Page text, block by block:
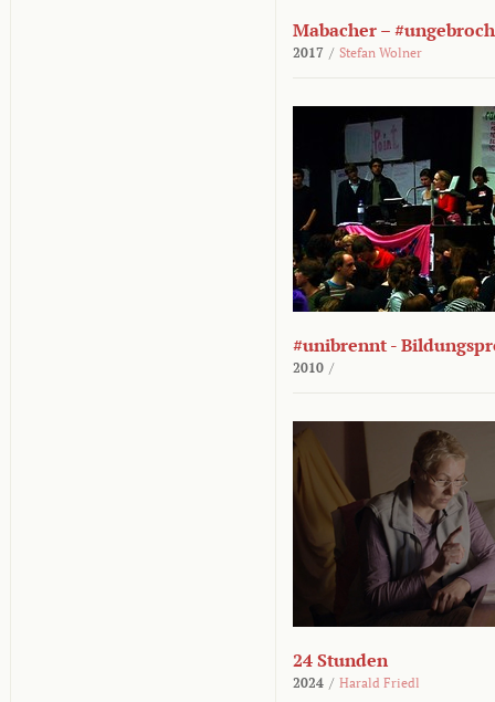
Mabacher –
2017 / Stefan Wolner
#unibrennt -
2010 /
24 Stunden
2024 / Harald Friedl